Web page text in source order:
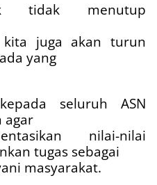
tidak menutup
kita juga akan turun
yang
seluruh ASN
agar
nilai-nilai
tugas sebagai
masyarakat.